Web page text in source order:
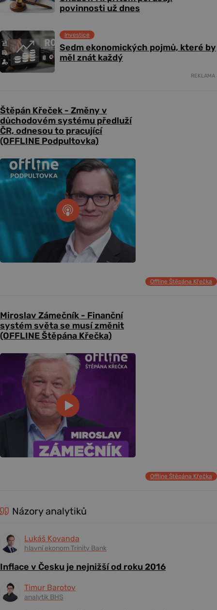
povinnosti už dnes
Sedm ekonomických pojmů, které by
měl znát každý
Investice
REKLAMA
Štěpán Křeček - Změny v
důchodovém systému předluží
ČR, odnesou to pracující
(OFFLINE Podpultovka)
Offline Štěpána Křečka
Miroslav Zámečník - Finanční
systém světa se musí změnit
(OFFLINE Štěpána Křečka)
Offline Štěpána Křečka
Názory analytiků
Lukáš Kovanda
hlavní ekonom Trinity Bank
Inflace v Česku je nejnižší od roku 2016
Timur Barotov
analytik BHS